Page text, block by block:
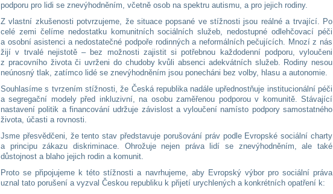
podporu pro lidi se znevýhodněním, včetně osob na spektru autismu, a pro jejich rodiny.
Z vlastní zkušenosti potvrzujeme, že situace popsané ve stížnosti jsou reálné a trvající. Po
celé zemi čelíme nedostatku komunitních sociálních služeb, nedostupné odlehčovací péči
a osobní asistenci a nedostatečné podpoře rodinných a neformálních pečujících. Mnozí z nás
žijí v trvalé nejistotě – bez možnosti zajistit si potřebnou každodenní podporu, vyloučeni
z pracovního života či uvrženi do chudoby kvůli absenci adekvátních služeb. Rodiny nesou
neúnosný tlak, zatímco lidé se znevýhodněním jsou ponecháni bez volby, hlasu a autonomie.
Souhlasíme s tvrzením stížnosti, že Česká republika nadále upřednostňuje institucionální péči
a segregační modely před inkluzivní, na osobu zaměřenou podporou v komunitě. Stávající
nastavení politik a financování udržuje závislost a vyloučení namísto podpory samostatného
života, účasti a rovnosti.
Jsme přesvědčeni, že tento stav představuje porušování práv podle Evropské sociální charty
a principu zákazu diskriminace. Ohrožuje nejen práva lidí se znevýhodněním, ale také
důstojnost a blaho jejich rodin a komunit.
Proto se připojujeme k této stížnosti a navrhujeme, aby Evropský výbor pro sociální práva
uznal tato porušení a vyzval Českou republiku k přijetí urychlených a konkrétních opatření k: